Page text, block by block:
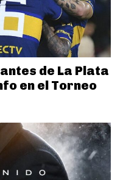
de La Plata
en el Torneo